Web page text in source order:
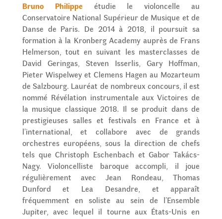
Bruno Philippeétudie le violoncelle au
Conservatoire National Supérieur de Musique et de
Danse de Paris. De 2014 à 2018, il poursuit sa
formation à la Kronberg Academy auprès de Frans
Helmerson, tout en suivant les masterclasses de
David Geringas, Steven Isserlis, Gary Hoffman,
Pieter Wispelwey et Clemens Hagen au Mozarteum
de Salzbourg. Lauréat de nombreux concours, il est
nommé Révélation instrumentale aux Victoires de
la musique classique 2018. Il se produit dans de
prestigieuses salles et festivals en France et à
l’international, et collabore avec de grands
orchestres européens, sous la direction de chefs
tels que Christoph Eschenbach et Gabor Takács-
Nagy. Violoncelliste baroque accompli, il joue
régulièrement avec Jean Rondeau, Thomas
Dunford et Lea Desandre, et apparaît
fréquemment en soliste au sein de l’Ensemble
Jupiter, avec lequel il tourne aux États-Unis en